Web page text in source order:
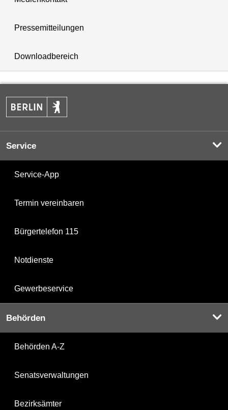
Pressemitteilungen
Downloadbereich
Service
Service-App
Termin vereinbaren
Bürgertelefon 115
Notdienste
Gewerbeservice
Behörden
Behörden A-Z
Senatsverwaltungen
Bezirksämter